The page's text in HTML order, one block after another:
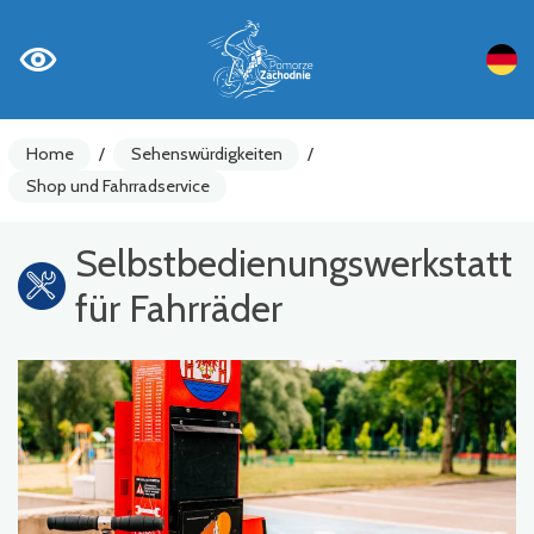
Home / Sehenswürdigkeiten
/
Shop und Fahrradservice
Selbstbedienungswerkstatt
für Fahrräder